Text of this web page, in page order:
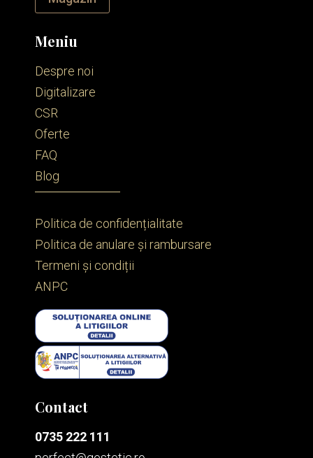
Meniu
Despre noi
Digitalizare
CSR
Oferte
FAQ
Blog
Politica de confidențialitate
Politica de anulare și rambursare
Termeni și condiții
ANPC
Contact
0735 222 111